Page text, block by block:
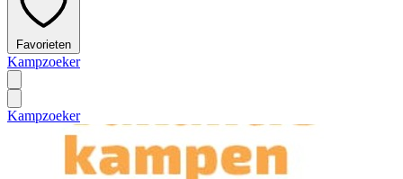
Favorieten
Kampzoeker
Kampzoeker